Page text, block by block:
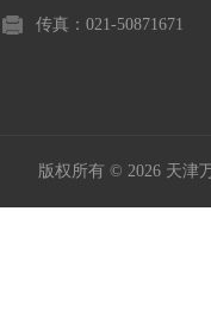
传真：021-50871671
版权所有 © 2026 天